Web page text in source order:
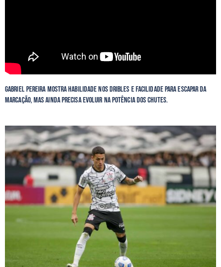
Gabriel Pereira mostra habilidade nos dribles e facilidade para escapar da
marcação, mas ainda precisa evoluir na potência dos chutes.